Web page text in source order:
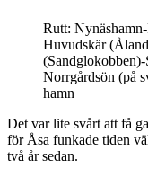
Rutt:
Huvudskär
Norrgårdsön (på
hamn
Det var lite svårt att få
för Åsa funkade tiden
två år sedan.